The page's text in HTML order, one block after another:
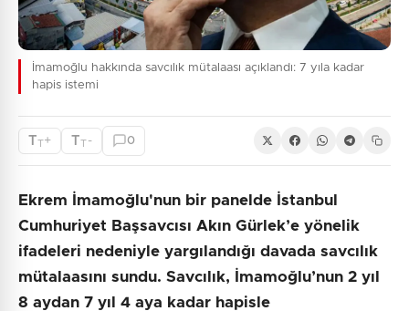
İmamoğlu hakkında savcılık mütalaası açıklandı: 7 yıla kadar
hapis istemi
TT+ TT - 0
Ekrem İmamoğlu'nun bir panelde İstanbul
Cumhuriyet Başsavcısı Akın Gürlek’e yönelik
ifadeleri nedeniyle yargılandığı davada savcılık
mütalaasını sundu. Savcılık, İmamoğlu’nun 2 yıl
8 aydan 7 yıl 4 aya kadar hapisle